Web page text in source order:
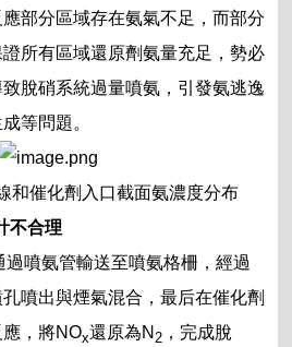
部分區域存在氨氣不足，而部分
所有區域還原劑氨量充足，勢必
脫硝系統過量噴氨，引發氨逃逸
等問題。
和催化劑入口截面氨濃度分布
不合理
噴氨管輸送至噴氨格柵，經過
噴出與煙氣混合，最后在催化劑
，將NOx還原為N 2 ，完成脫